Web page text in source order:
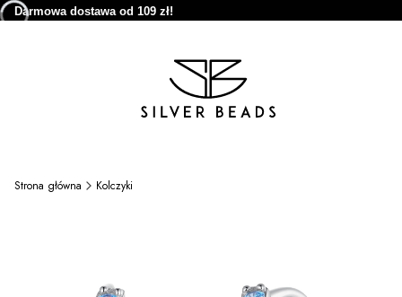
Darmowa dostawa od 109 zł!
Strona główna Kolczyki